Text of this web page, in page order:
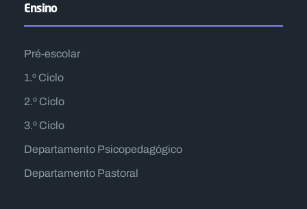
Ensino
Pré-escolar
1.º Ciclo
2.º Ciclo
3.º Ciclo
Departamento Psicopedagógico
Departamento Pastoral